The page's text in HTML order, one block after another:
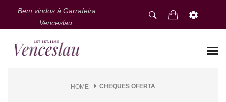
Bem vindos à Garrafeira
Venceslau.
HOME CHEQUES OFERTA